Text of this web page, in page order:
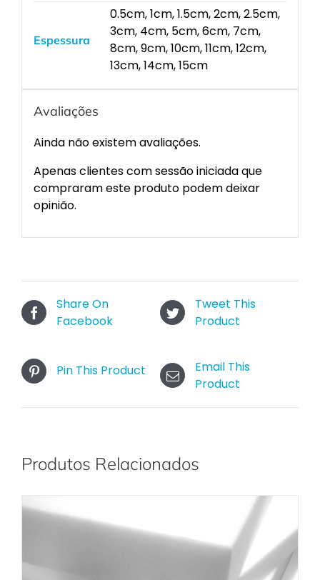
Espessura
0.5cm, 1cm, 1.5cm, 2cm, 2.5cm,
3cm, 4cm, 5cm, 6cm, 7cm,
8cm, 9cm, 10cm, 11cm, 12cm,
13cm, 14cm, 15cm
Avaliações
Ainda não existem avaliações.
Apenas clientes com sessão iniciada que
compraram este produto podem deixar
opinião.
Share On
Facebook
Tweet This
Product
Pin This Product
Email This
Product
Produtos Relacionados